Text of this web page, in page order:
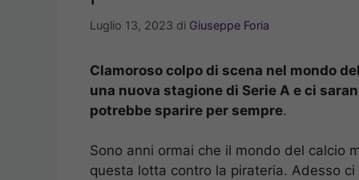
Luglio 13, 2023 di Giuseppe Foria
Clamoroso colpo di scena nel mondo
una nuova stagione di Serie A e ci
potrebbe sparire per sempre.
Sono anni ormai che il mondo del calcio
questa lotta contro la pirateria. Adesso